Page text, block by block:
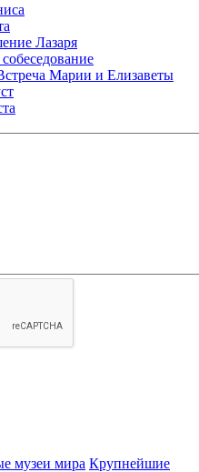
Лазаря
Марии и Елизаветы
музеи мира Крупнейшие